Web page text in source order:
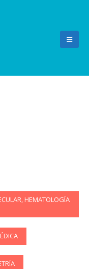
HEMATOLOGÍA